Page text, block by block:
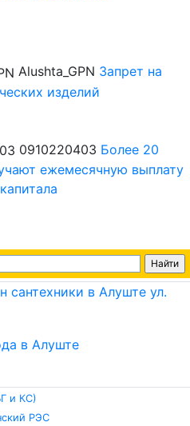
Alushta_GPN Запрет на
изделий
0910220403 Более 20
ежемесячную выплату
и КС)
РЭС